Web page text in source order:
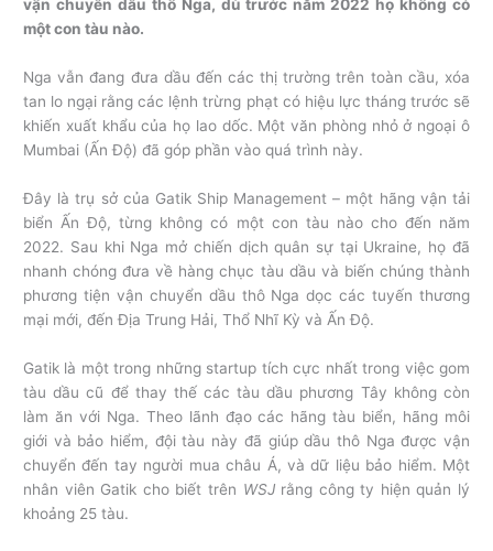
vận chuyển dầu thô Nga, dù trước năm 2022 họ không có
một con tàu nào.
Nga vẫn đang đưa dầu đến các thị trường trên toàn cầu, xóa
tan lo ngại rằng các lệnh trừng phạt có hiệu lực tháng trước sẽ
khiến xuất khẩu của họ lao dốc. Một văn phòng nhỏ ở ngoại ô
Mumbai (Ấn Độ) đã góp phần vào quá trình này.
Đây là trụ sở của Gatik Ship Management – một hãng vận tải
biển Ấn Độ, từng không có một con tàu nào cho đến năm
2022. Sau khi Nga mở chiến dịch quân sự tại Ukraine, họ đã
nhanh chóng đưa về hàng chục tàu dầu và biến chúng thành
phương tiện vận chuyển dầu thô Nga dọc các tuyến thương
mại mới, đến Địa Trung Hải, Thổ Nhĩ Kỳ và Ấn Độ.
Gatik là một trong những startup tích cực nhất trong việc gom
tàu dầu cũ để thay thế các tàu dầu phương Tây không còn
làm ăn với Nga. Theo lãnh đạo các hãng tàu biển, hãng môi
giới và bảo hiểm, đội tàu này đã giúp dầu thô Nga được vận
chuyển đến tay người mua châu Á, và dữ liệu bảo hiểm. Một
nhân viên Gatik cho biết trên WSJrằng công ty hiện quản lý
khoảng 25 tàu.